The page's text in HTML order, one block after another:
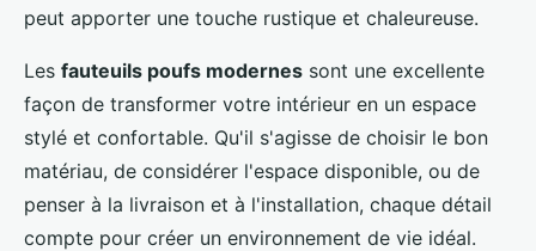
peut apporter une touche rustique et chaleureuse.
Les fauteuils poufs modernes sont une excellente
façon de transformer votre intérieur en un espace
stylé et confortable. Qu'il s'agisse de choisir le bon
matériau, de considérer l'espace disponible, ou de
penser à la livraison et à l'installation, chaque détail
compte pour créer un environnement de vie idéal.